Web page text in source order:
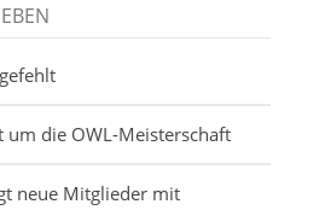
um die OWL-Meisterschaft
neue Mitglieder mit